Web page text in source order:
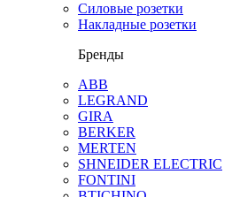
Силовые розетки
Накладные розетки
Бренды
ABB
LEGRAND
GIRA
BERKER
MERTEN
SHNEIDER ELECTRIC
FONTINI